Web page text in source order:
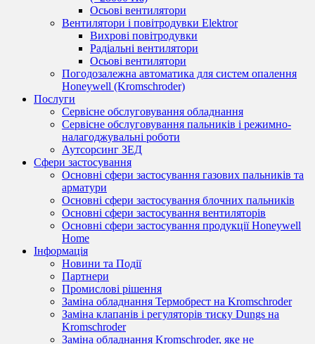
Осьові вентилятори
Вентилятори і повітродувки Elektror
Вихрові повітродувки
Радіальні вентилятори
Осьові вентилятори
Погодозалежна автоматика для систем опалення
Honeywell (Kromschroder)
Послуги
Сервісне обслуговування обладнання
Сервісне обслуговування пальників і режимно-
налагоджувальні роботи
Аутсорсинг ЗЕД
Сфери застосування
Основні сфери застосування газових пальників та
арматури
Основні сфери застосування блочних пальників
Основні сфери застосування вентиляторів
Основні сфери застосування продукції Honeywell
Home
Інформація
Новини та Події
Партнери
Промислові рішення
Заміна обладнання Термобрест на Kromschroder
Заміна клапанів і регуляторів тиску Dungs на
Kromschroder
Заміна обладнання Kromschroder, яке не